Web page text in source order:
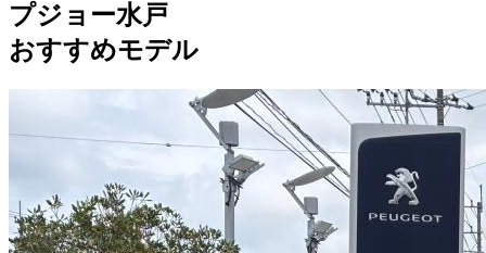
プジョー水戸
おすすめモデル